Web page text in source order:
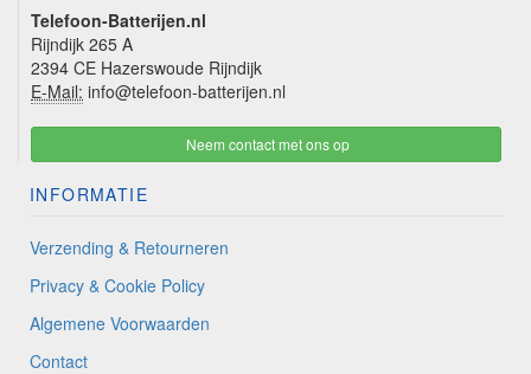
Telefoon-Batterijen.nl
Rijndijk 265 A
2394 CE Hazerswoude Rijndijk
E-Mail: info@telefoon-batterijen.nl
Neem contact met ons op
INFORMATIE
Verzending & Retourneren
Privacy & Cookie Policy
Algemene Voorwaarden
Contact